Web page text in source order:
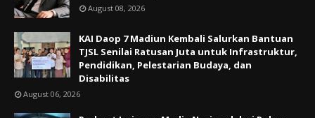
August 08, 2026
KAI Daop 7 Madiun Kembali Salurkan Bantuan
TJSL Senilai Ratusan Juta untuk Infrastruktur,
Pendidikan, Pelestarian Budaya, dan
Disabilitas
August 06, 2026